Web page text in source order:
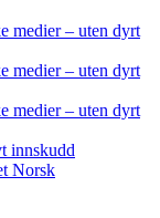
medier – uten dyrt
medier – uten dyrt
medier – uten dyrt
innskudd
Norsk